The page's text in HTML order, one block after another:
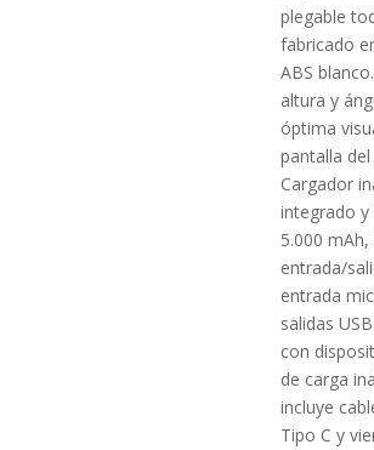
plegable
fabricado
ABS
altura y
óptima
pantalla
Cargador
integrado y
5.000 mAh,
entrada/
entrada
salidas
con
de carga
incluye
Tipo C y